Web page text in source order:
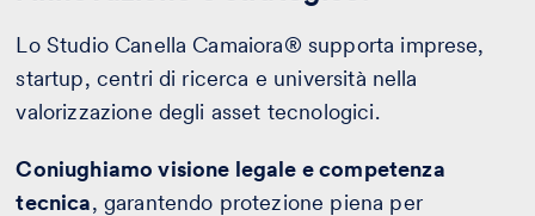
Lo Studio Canella Camaiora® supporta imprese,
startup, centri di ricerca e università nella
valorizzazione degli asset tecnologici.
Coniughiamo visione legale e competenza
tecnica, garantendo protezione piena per